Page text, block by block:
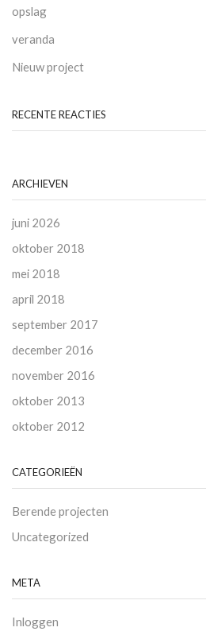
opslag
veranda
Nieuw project
RECENTE REACTIES
ARCHIEVEN
juni 2026
oktober 2018
mei 2018
april 2018
september 2017
december 2016
november 2016
oktober 2013
oktober 2012
CATEGORIEËN
Berende projecten
Uncategorized
META
Inloggen